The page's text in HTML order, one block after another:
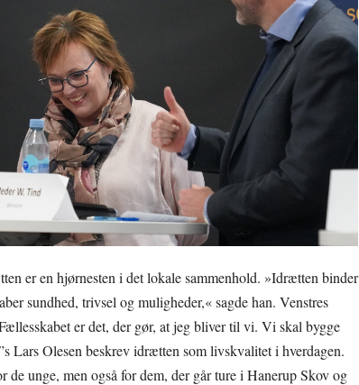
er en hjørnesten i det lokale sammenhold. »Idrætten binder
sundhed, trivsel og muligheder,« sagde han. Venstres
er det, der gør, at jeg bliver til vi. Vi skal bygge
Lars Olesen beskrev idrætten som livskvalitet i hverdagen.
unge, men også for dem, der går ture i Hanerup Skov og